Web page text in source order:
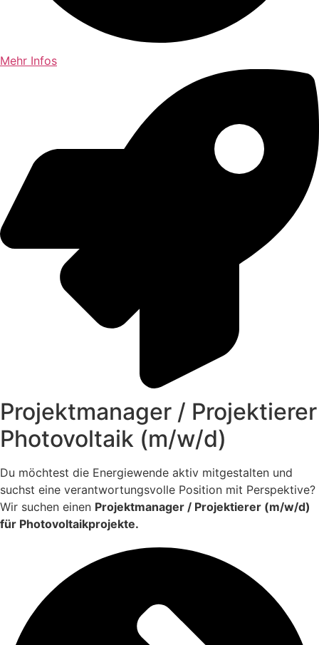
Mehr Infos
Projektmanager / Projektierer
Photovoltaik (m/w/d)
Du möchtest die Energiewende aktiv mitgestalten und
suchst eine verantwortungsvolle Position mit Perspektive?
Wir suchen einen Projektmanager / Projektierer (m/w/d)
für Photovoltaikprojekte.